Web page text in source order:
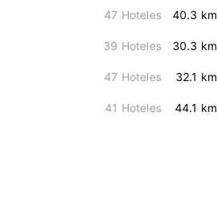
47 Hoteles 40.3 km
39 Hoteles 30.3 km
47 Hoteles 32.1 km
41 Hoteles 44.1 km